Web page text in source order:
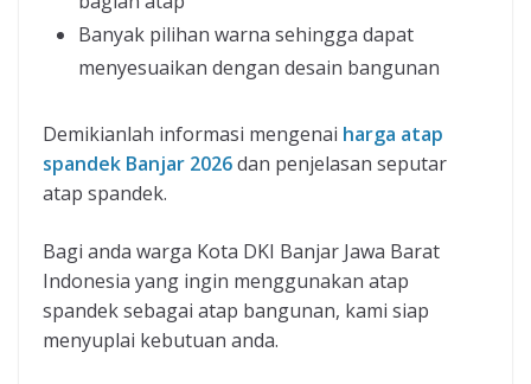
Banyak pilihan warna sehingga dapat
menyesuaikan dengan desain bangunan
Demikianlah informasi mengenai harga atap
spandek Banjar 2026dan penjelasan seputar
atap spandek.
Bagi anda warga Kota DKI Banjar Jawa Barat
Indonesia yang ingin menggunakan atap
spandek sebagai atap bangunan, kami siap
menyuplai kebutuan anda.